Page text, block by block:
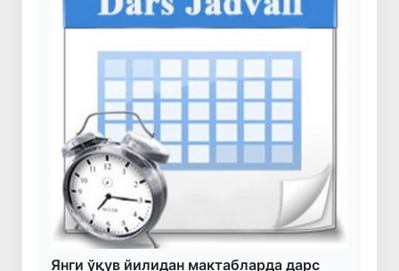
Янги ўқув йилидан мактабларда дарс